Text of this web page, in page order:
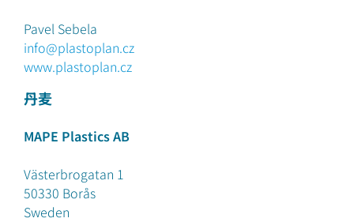
Pavel Sebela
info@plastoplan.cz
www.plastoplan.cz
丹麦
MAPE Plastics AB
Västerbrogatan 1
50330 Borås
Sweden